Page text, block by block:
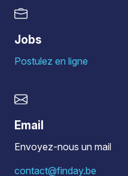
Jobs
Postulez en ligne
Email
Envoyez-nous un mail
contact@finday.be